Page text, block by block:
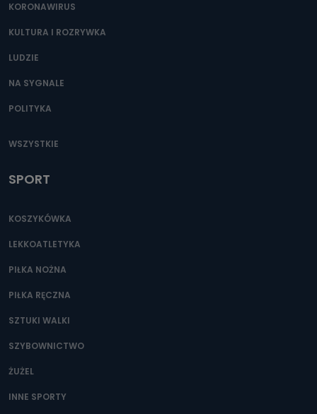
KORONAWIRUS
KULTURA I ROZRYWKA
LUDZIE
NA SYGNALE
POLITYKA
WSZYSTKIE
SPORT
KOSZYKÓWKA
LEKKOATLETYKA
PIŁKA NOŻNA
PIŁKA RĘCZNA
SZTUKI WALKI
SZYBOWNICTWO
ŻUŻEL
INNE SPORTY